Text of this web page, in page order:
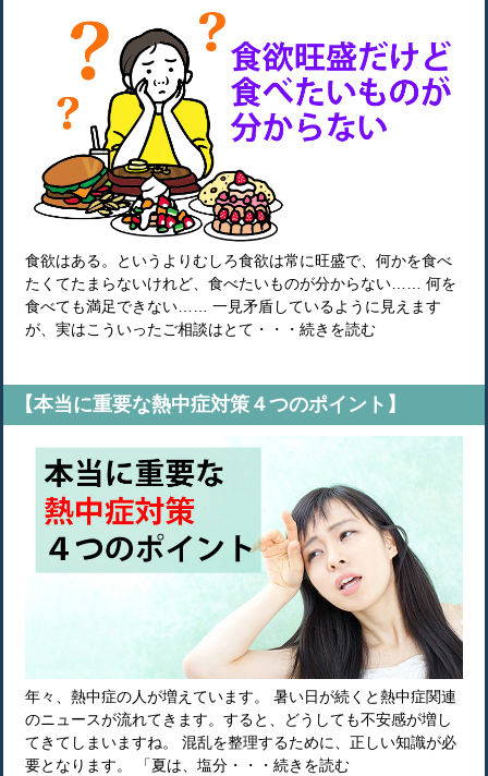
食欲はある。というよりむしろ食欲は常に旺盛で、何かを食べ
たくてたまらないけれど、食べたいものが分からない…… 何を
食べても満足できない…… 一見矛盾しているように見えます
が、実はこういったご相談はとて・・・続きを読む
【本当に重要な熱中症対策４つのポイント】
年々、熱中症の人が増えています。 暑い日が続くと熱中症関連
のニュースが流れてきます。すると、どうしても不安感が増し
てきてしまいますね。 混乱を整理するために、正しい知識が必
要となります。 「夏は、塩分・・・続きを読む